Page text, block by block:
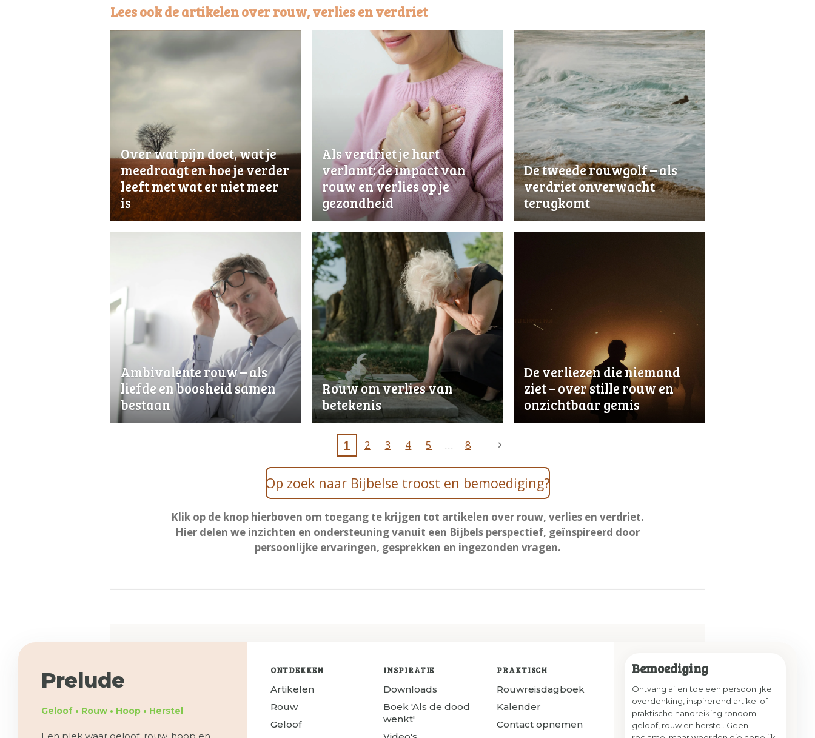
Lees ook de artikelen over rouw, verlies en verdriet
Over wat pijn doet, wat je
meedraagt en hoe je verder
leeft met wat er niet meer
is
Als verdriet je hart
verlamt; de impact van
rouw en verlies op je
gezondheid
De tweede rouwgolf – als
verdriet onverwacht
terugkomt
Ambivalente rouw – als
liefde en boosheid samen
bestaan
Rouw om verlies van
betekenis
De verliezen die niemand
ziet – over stille rouw en
onzichtbaar gemis
1 2 3 4 5 8
Op zoek naar Bijbelse troost en bemoediging?
Klik op de knop hierboven om toegang te krijgen tot artikelen over rouw, verlies en verdriet.
Hier delen we inzichten en ondersteuning vanuit een Bijbels perspectief, geïnspireerd door
persoonlijke ervaringen, gesprekken en ingezonden vragen.
Prelude
Geloof • Rouw • Hoop • Herstel
ONTDEKKEN
Artikelen
Rouw
Geloof
INSPIRATIE
Downloads
Boek 'Als de dood
wenkt'
PRAKTISCH
Rouwreisdagboek
Kalender
Contact opnemen
Bemoediging
Ontvang af en toe een persoonlijke
overdenking, inspirerend artikel of
praktische handreiking rondom
geloof, rouw en herstel. Geen